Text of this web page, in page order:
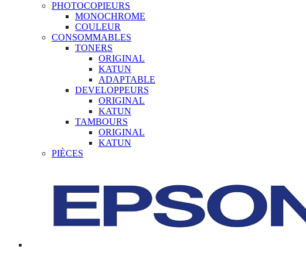
PHOTOCOPIEURS
MONOCHROME
COULEUR
CONSOMMABLES
TONERS
ORIGINAL
KATUN
ADAPTABLE
DEVELOPPEURS
ORIGINAL
KATUN
TAMBOURS
ORIGINAL
KATUN
PIÈCES